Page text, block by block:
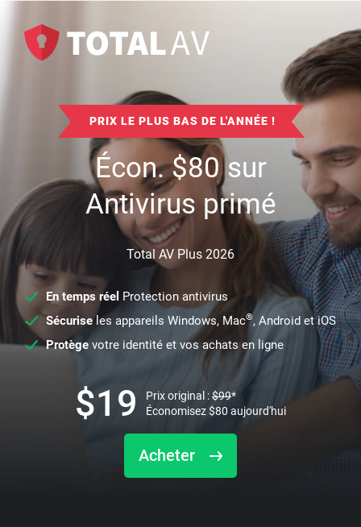
PRIX LE PLUS BAS DE L'ANNÉE !
Écon.$80sur
Antivirus primé
Total AV Plus 2026
En temps réel Protection antivirus
Sécuriseles appareils Windows, Mac®, Android et iOS
Protège votre identité et vos achats en ligne
Acheter
$19 Prix original :$99*
Économisez$80 aujourd'hui